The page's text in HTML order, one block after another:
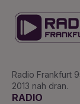
Radio Frankfurt
2013 nah dran.
RADIO